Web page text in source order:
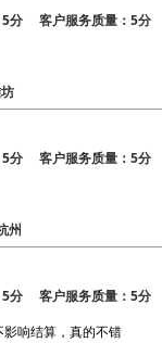
分 客户服务质量：5分
分 客户服务质量：5分
州
分 客户服务质量：5分
响结算，真的不错